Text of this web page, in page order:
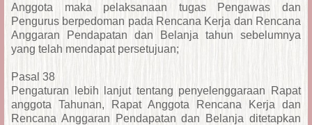
Anggota maka pelaksanaan tugas Pengawas dan
Pengurus berpedoman pada Rencana Kerja dan Rencana
Anggaran Pendapatan dan Belanja tahun sebelumnya
yang telah mendapat persetujuan;
Pasal 38
Pengaturan lebih lanjut tentang penyelenggaraan Rapat
anggota Tahunan, Rapat Anggota Rencana Kerja dan
Rencana Anggaran Pendapatan dan Belanja ditetapkan